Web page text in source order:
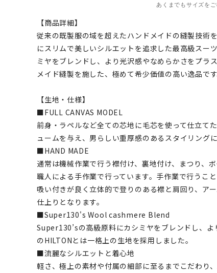
あくまでもサイズを
【商品詳細】
従来の既製服の域を超えたハンドメイドの縫製技術
にスリムで美しいシルエットを追求した最高級スー
ミヤをブレンドし、より光沢感やなめらかさをプラ
メイド縫製を施した、極めて希少価値の高い逸品です
【生地・仕様】
■FULL CANVAS MODEL
前身・ラペルなど全ての芯地に毛芯を使って仕立て
ュームを与え、男らしい重厚感のあるスタイリングに
■HAND MADE
通常は機械作業で行う襟付け、裏地付け、まつり、
職人による手作業で行っています。手作業で行うこ
吸い付きが良く立体的で登りのある襟と肩回り、ア
仕上りとなります。
■Super130's Wool cashmere Blend
Super130’sの高級原料にカシミヤをブレンドし、
のHILTONとは一格上の生地を採用しました。
■流麗なシルエットと着心地
軽さ、極上の素材や付属の細部に至るまでこだわり